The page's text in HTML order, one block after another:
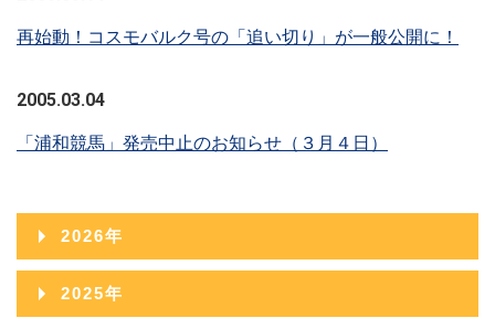
再始動！コスモバルク号の「追い切り」が一般公開に！
2005.03.04
「浦和競馬」発売中止のお知らせ（３月４日）
2026年
2026年08月
2025年